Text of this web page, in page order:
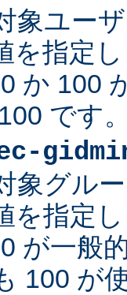
象ユー
を指定
か 100
です
象グル
を指定
が一般
100 が